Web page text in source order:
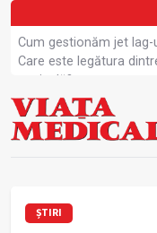
Cum gestionăm jet
Care este legătura
caniculă?
Campanie de prevenție
Un nou studiu pentru
tulpinei Bundibugyo a
sănătate
ȘTIRI